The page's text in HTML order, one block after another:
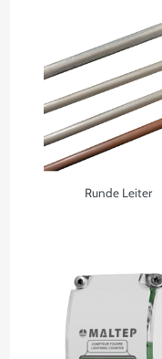
Runde Leiter